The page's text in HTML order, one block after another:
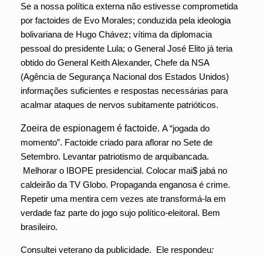
Se a nossa política externa não estivesse comprometida
por factoides de Evo Morales; conduzida pela ideologia
bolivariana de Hugo Chávez; vítima da diplomacia
pessoal do presidente Lula; o General José Elito já teria
obtido do General Keith Alexander, Chefe da NSA
(Agência de Segurança Nacional dos Estados Unidos)
informações suficientes e respostas necessárias para
acalmar ataques de nervos subitamente patrióticos.
Zoeira de espionagem é factoide. A “jogada do
momento”. Factoide criado para aflorar no Sete de
Setembro. Levantar patriotismo de arquibancada.
Melhorar o IBOPE presidencial. Colocar mai$ jabá no
caldeirão da TV Globo. Propaganda enganosa é crime.
Repetir uma mentira cem vezes ate transformá-la em
verdade faz parte do jogo sujo político-eleitoral. Bem
brasileiro.
Consultei veterano da publicidade. Ele respondeu: